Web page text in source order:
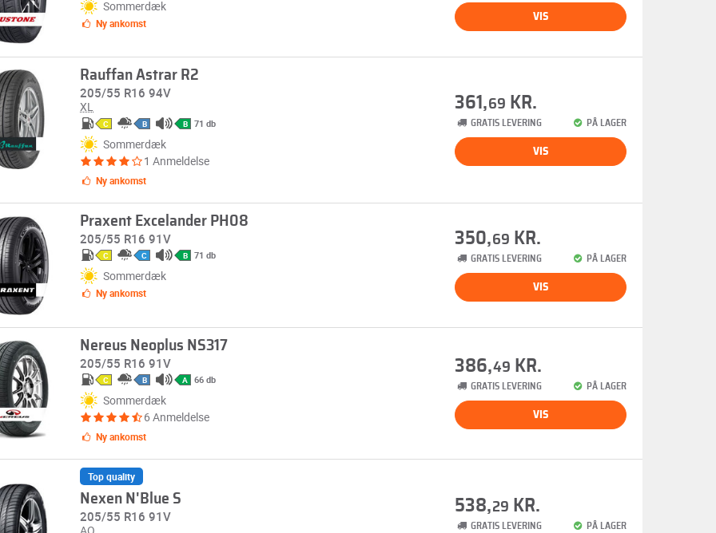
Sommerdæk
Ny ankomst VIS
Rauffan Astrar R2
205/55 R16 94V
XL
C B B 71 db
Sommerdæk
1 Anmeldelse
Ny ankomst
361,69 KR.
GRATIS LEVERING PÅ LAGER
VIS
Praxent Excelander PH08
205/55 R16 91V
C C B 71 db
Sommerdæk
Ny ankomst
350,69 KR.
GRATIS LEVERING PÅ LAGER
VIS
Nereus Neoplus NS317
205/55 R16 91V
C B A 66 db
Sommerdæk
6 Anmeldelse
Ny ankomst
386,49 KR.
GRATIS LEVERING PÅ LAGER
VIS
Top quality
Nexen N'Blue S
205/55 R16 91V
538,29 KR.
GRATIS LEVERING PÅ LAGER